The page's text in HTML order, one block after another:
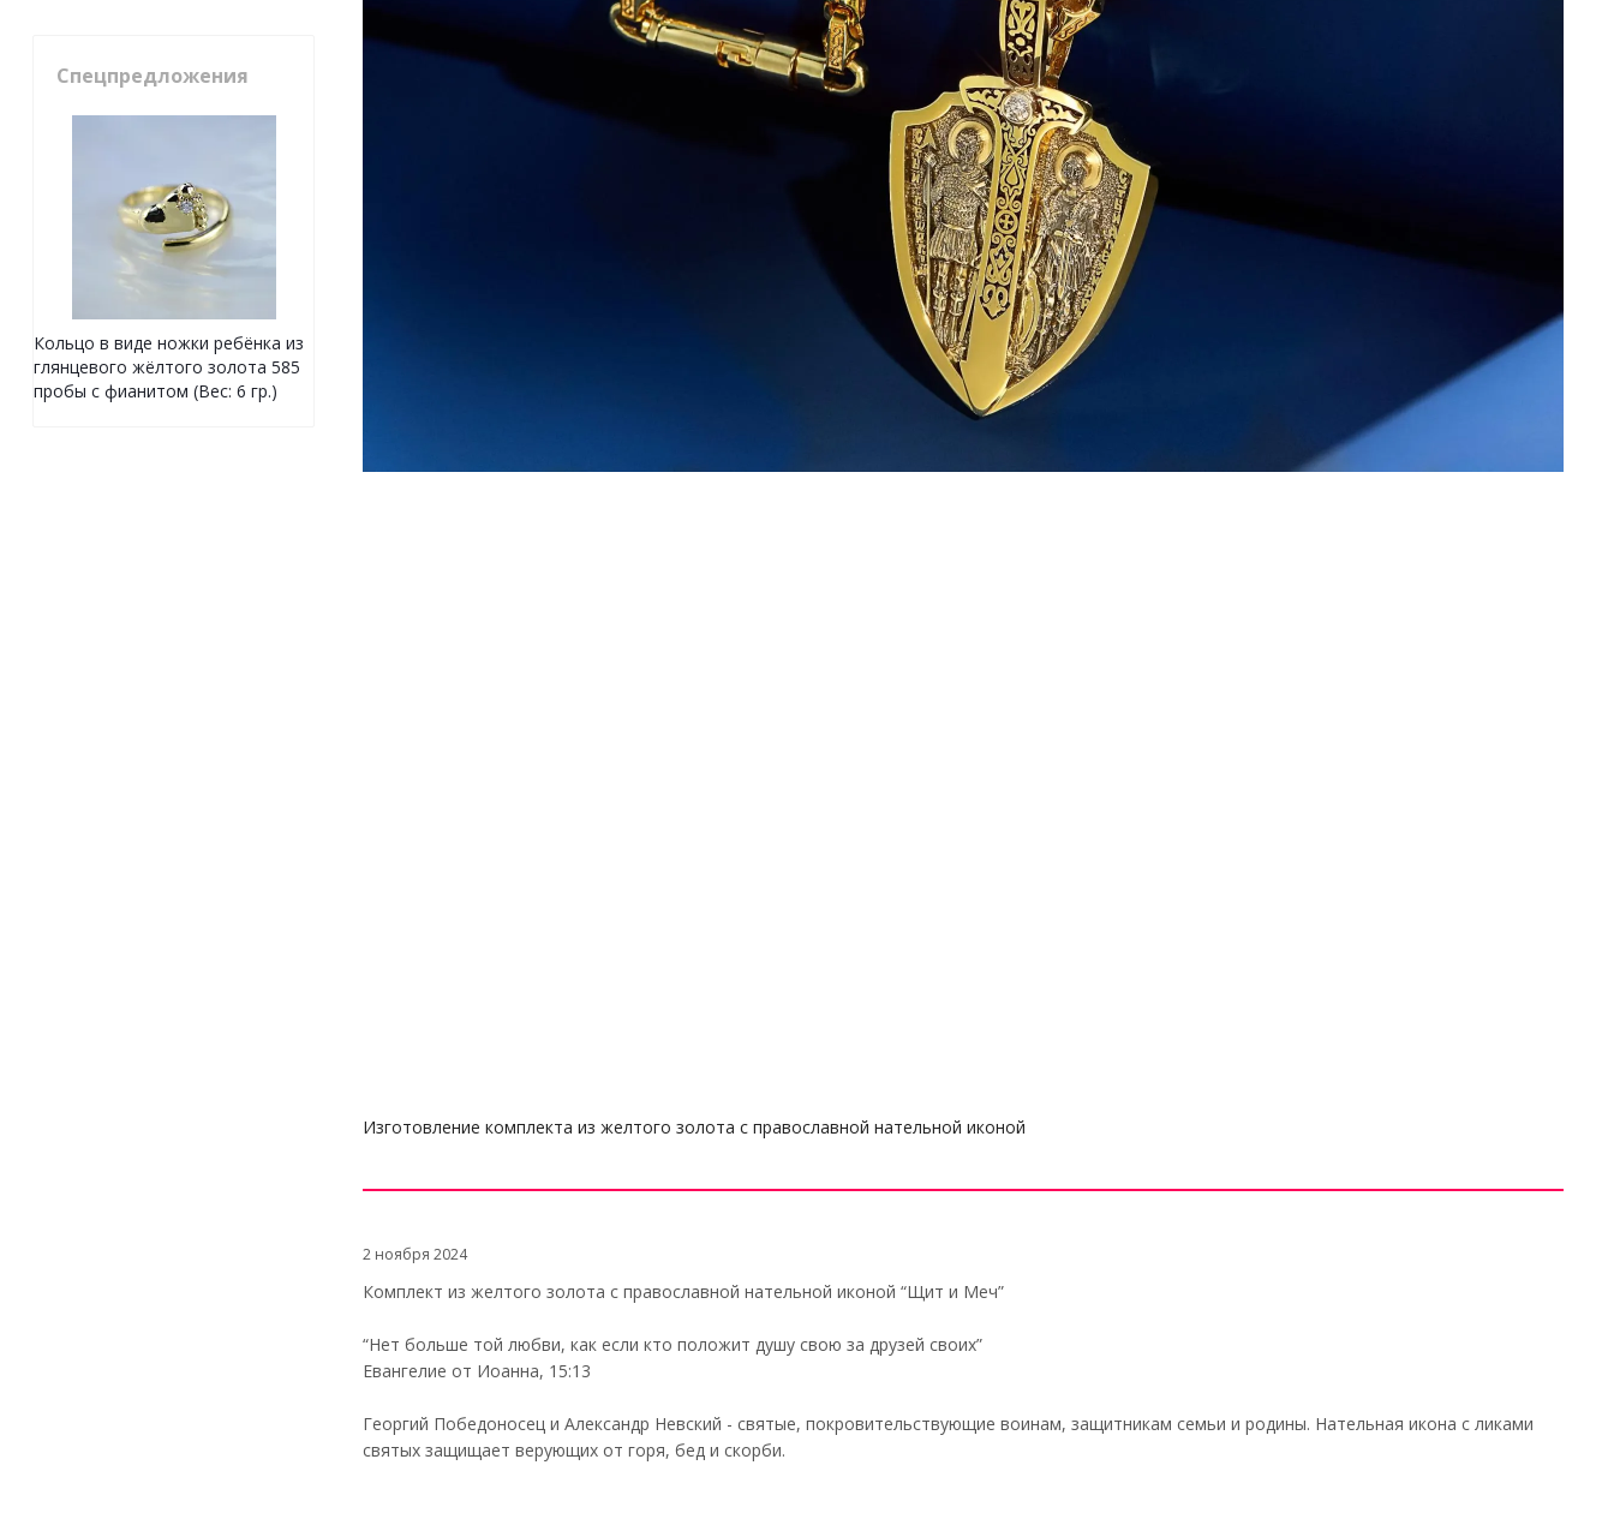
Изготовление комплекта из желтого золота с православной нательной иконой
2 ноября 2024
Комплект из желтого золота с православной нательной иконой “Щит и Меч”
“Нет больше той любви, как если кто положит душу свою за друзей своих”
Евангелие от Иоанна, 15:13
Георгий Победоносец и Александр Невский - святые, покровительствующие воинам, защитникам семьи и родины. Нательная икона с ликами
святых защищает верующих от горя, бед и скорби.
Спецпредложения
Кольцо в виде ножки ребёнка из
глянцевого жёлтого золота 585
пробы с фианитом (Вес: 6 гр.)